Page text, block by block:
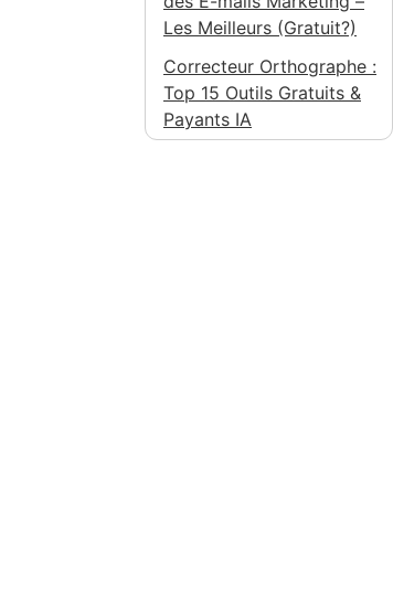
Les Meilleurs (Gratuit?)
Correcteur Orthographe :
Top 15 Outils Gratuits &
Payants IA